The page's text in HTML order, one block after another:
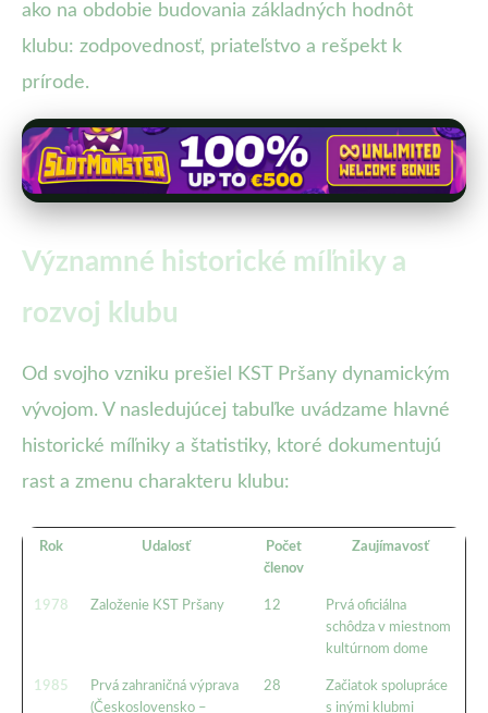
ako na obdobie budovania základných hodnôt
klubu: zodpovednosť, priateľstvo a rešpekt k
prírode.
Významné historické míľniky a
rozvoj klubu
Od svojho vzniku prešiel KST Pršany dynamickým
vývojom. V nasledujúcej tabuľke uvádzame hlavné
historické míľniky a štatistiky, ktoré dokumentujú
rast a zmenu charakteru klubu:
Rok Udalosť
Počet
členov
Zaujímavosť
1978 Založenie KST Pršany 12
Prvá oficiálna
schôdza v miestnom
kultúrnom dome
1985
Prvá zahraničná výprava
(Československo –
28
Začiatok spolupráce
s inými klubmi